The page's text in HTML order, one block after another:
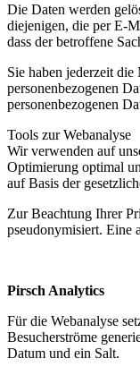
Die Daten werden
diejenigen, die per E-
dass der betroffene
Sie haben jederzeit
personenbezogenen
personenbezogenen
Tools zur Webanalyse
Wir verwenden auf
Optimierung optimal
auf Basis der
Zur Beachtung Ihrer
pseudonymisiert. Eine
Pirsch Analytics
Für die Webanalyse
Besucherströme
Datum und ein Salt.